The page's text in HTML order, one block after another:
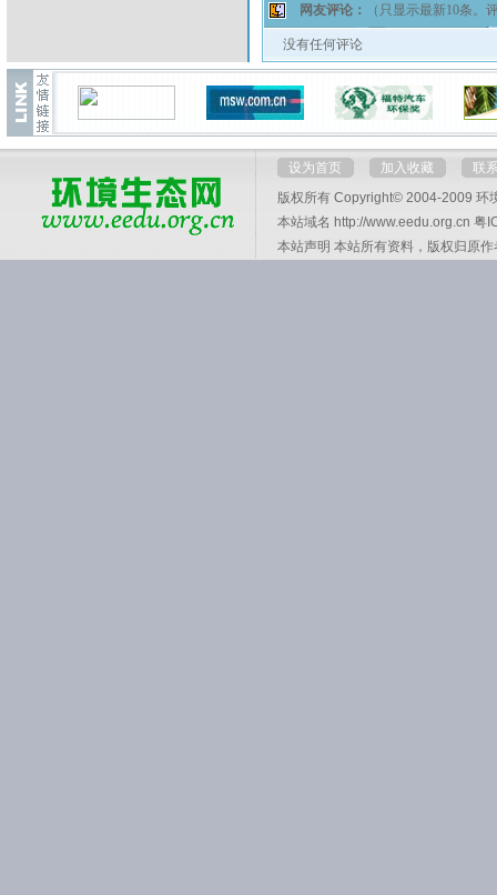
网友评论： （只显示最新10条
没有任何评论
设为首页 加入收藏
联
版权所有 Copyright© 2004-2009 环
本站域名 http://www.eedu.org.cn 粤
本站声明 本站所有资料，版权归原